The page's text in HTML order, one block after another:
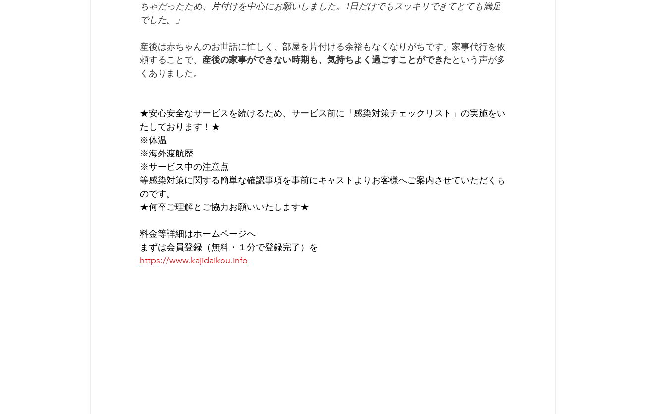
ちゃだったため、片付けを中心にお願いしました。1日だけでもスッキリできてとても満足
でした。」
産後は赤ちゃんのお世話に忙しく、部屋を片付ける余裕もなくなりがちです。家事代行を依
頼することで、 産後の家事ができない時期も、気持ちよく過ごすことができたという声が多
くありました。
★安心安全なサービスを続けるため、サービス前に﻿「感染対策チェックリスト」﻿の実施をい
たしております！★
※体温
※海外渡航歴
※サービス中の注意点
等感染対策に関する簡単な確認事項を事前にキャストよりお客様へご案内させていただくも
のです。
★何卒ご理解とご協力お願いいたします★
料金等詳細はホームページへ
まずは会員登録（無料・１分で登録完了）を
https://www.kajidaikou.info